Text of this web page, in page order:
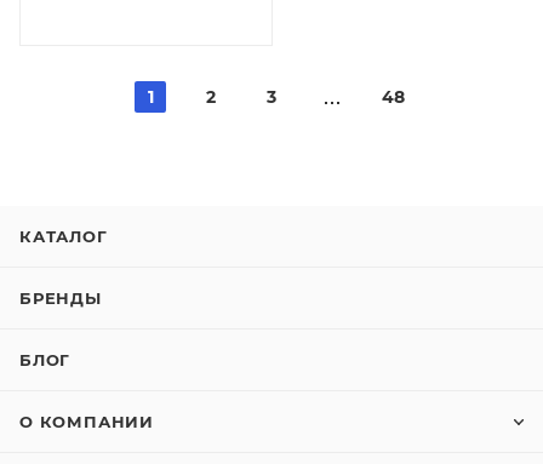
1 2 3 48
КАТАЛОГ
БРЕНДЫ
БЛОГ
О КОМПАНИИ